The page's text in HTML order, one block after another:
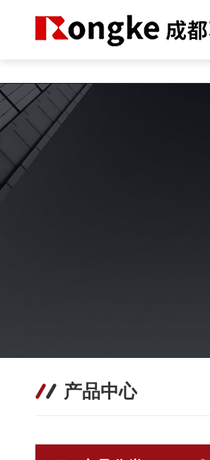
产品中心